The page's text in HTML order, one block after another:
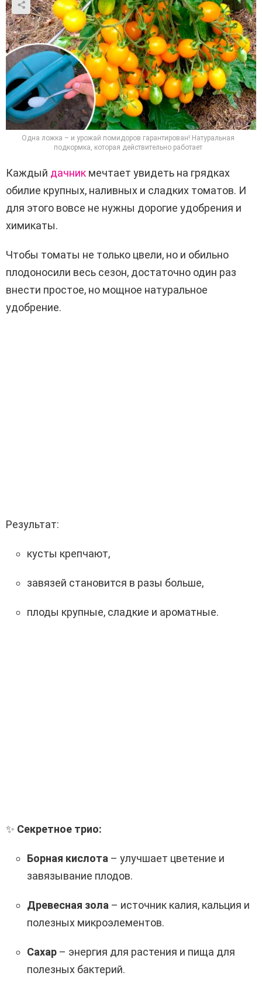
Одна ложка – и урожай помидоров гарантирован! Натуральная
подкормка, которая действительно работает
Каждый дачник мечтает увидеть на грядках
обилие крупных, наливных и сладких томатов. И
для этого вовсе не нужны дорогие удобрения и
химикаты.
Чтобы томаты не только цвели, но и обильно
плодоносили весь сезон, достаточно один раз
внести простое, но мощное натуральное
удобрение.
Результат:
кусты крепчают,
завязей становится в разы больше,
плоды крупные, сладкие и ароматные.
✨ Секретное трио:
Борная кислота – улучшает цветение и
завязывание плодов.
Древесная зола – источник калия, кальция и
полезных микроэлементов.
Сахар – энергия для растения и пища для
полезных бактерий.